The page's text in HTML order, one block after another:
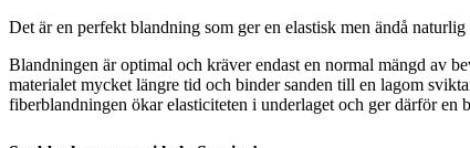
Det är en perfekt blandning som ger en elastisk men ändå naturlig
Blandningen är optimal och kräver endast en normal mängd av
materialet mycket längre tid och binder sanden till en lagom
fiberblandningen ökar elasticiteten i underlaget och ger därför en